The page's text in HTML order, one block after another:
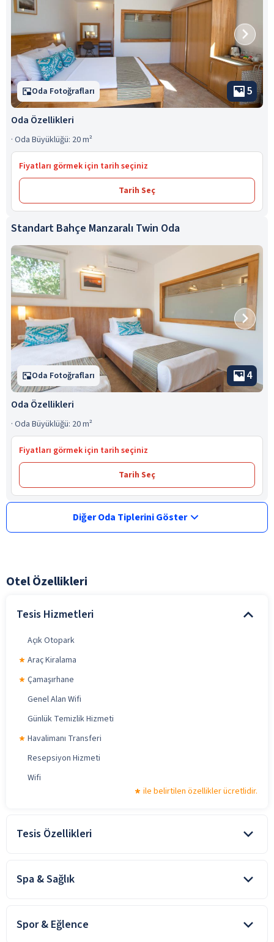
Oda Fotoğrafları 5
Oda Özellikleri
· Oda Büyüklüğü: 20 m²
Fiyatları görmek için tarih seçiniz
Tarih Seç
Standart Bahçe Manzaralı Twin Oda
Oda Fotoğrafları 4
Oda Özellikleri
· Oda Büyüklüğü: 20 m²
Fiyatları görmek için tarih seçiniz
Tarih Seç
Diğer Oda Tiplerini Göster
Otel Özellikleri
Tesis Hizmetleri
Açık Otopark
Araç Kiralama
Çamaşırhane
Genel Alan Wifi
Günlük Temizlik Hizmeti
Havalimanı Transferi
Resepsiyon Hizmeti
Wifi
ile belirtilen özellikler ücretlidir.
Tesis Özellikleri
Denize Sıfır
Özel Plajı Olan Otel
Spa & Sağlık
hizmet veriyor.
Fitness Merkezi
Spor & Eğlence